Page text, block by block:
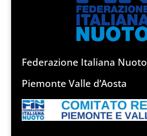
Federazione Italiana Nuoto
Piemonte Valle d’Aosta